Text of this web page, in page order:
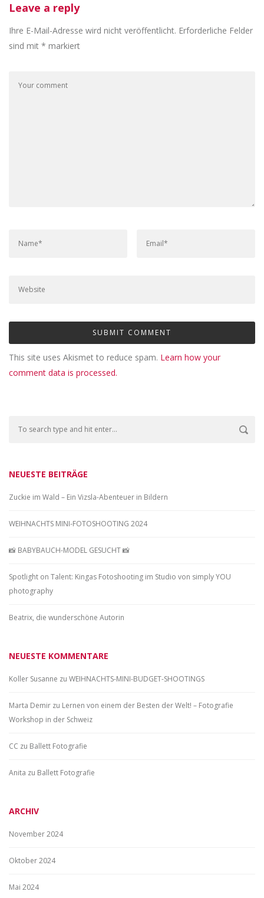
Leave a reply
Ihre E-Mail-Adresse wird nicht veröffentlicht. Erforderliche Felder
sind mit * markiert
This site uses Akismet to reduce spam. Learn how your
comment data is processed.
NEUESTE BEITRÄGE
Zuckie im Wald – Ein Vizsla-Abenteuer in Bildern
WEIHNACHTS MINI-FOTOSHOOTING 2024
📸 BABYBAUCH-MODEL GESUCHT 📸
Spotlight on Talent: Kingas Fotoshooting im Studio von simply YOU
photography
Beatrix, die wunderschöne Autorin
NEUESTE KOMMENTARE
Koller Susanne zu WEIHNACHTS-MINI-BUDGET-SHOOTINGS
Marta Demir zu Lernen von einem der Besten der Welt! – Fotografie
Workshop in der Schweiz
CC zu Ballett Fotografie
Anita zu Ballett Fotografie
ARCHIV
November 2024
Oktober 2024
Mai 2024